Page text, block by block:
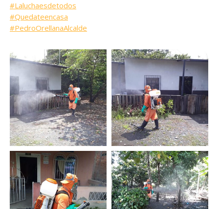
#Laluchaesdetodos
#Quedateencasa
#PedroOrellanaAlcalde